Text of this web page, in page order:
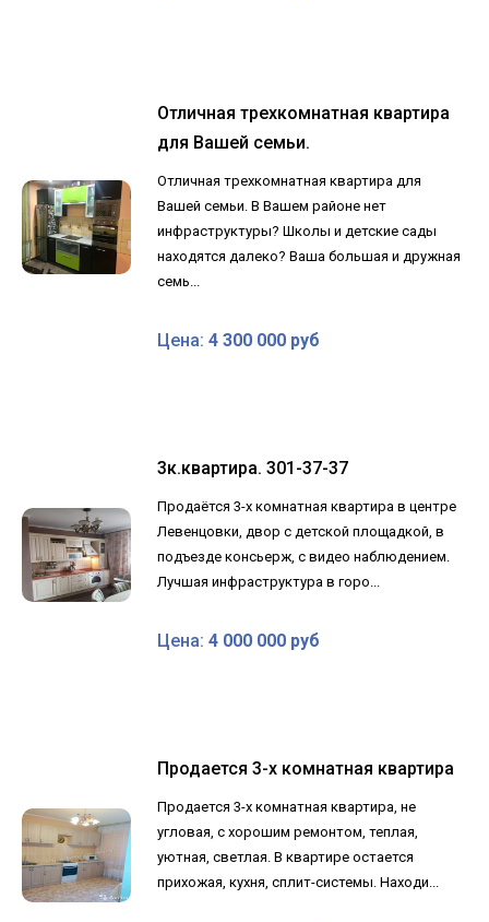
Отличная трехкомнатная квартира
для Вашей семьи.
Отличная трехкомнатная квартира для
Вашей семьи. В Вашем районе нет
инфраструктуры? Школы и детские сады
находятся далеко? Ваша большая и дружная
семь...
Цена: 4 300 000 руб
3к.квартира. 301-37-37
Продаётся 3-х комнатная квартира в центре
Левенцовки, двор с детской площадкой, в
подъезде консьерж, с видео наблюдением.
Лучшая инфраструктура в горо...
Цена: 4 000 000 руб
Продается 3-х комнатная квартира
Продается 3-х комнатная квартира, не
угловая, с хорошим ремонтом, теплая,
уютная, светлая. В квартире остается
прихожая, кухня, сплит-системы. Находи...